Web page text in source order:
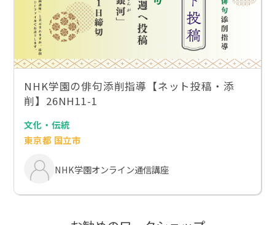
NHK学園の俳句添削指導【ネット投稿・添
削】26NH11-1
文化・伝統
東京都 国立市
NHK学園オンライン通信講座